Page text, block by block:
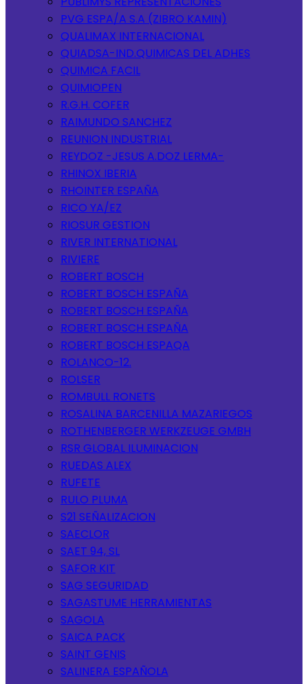
PVG ESPA/A S.A (ZIBRO KAMIN)
QUALIMAX INTERNACIONAL
QUIADSA-IND.QUIMICAS DEL ADHES
QUIMICA FACIL
QUIMIOPEN
R.G.H. COFER
RAIMUNDO SANCHEZ
REUNION INDUSTRIAL
REYDOZ -JESUS A.DOZ LERMA-
RHINOX IBERIA
RHOINTER ESPAÑA
RICO YA/EZ
RIOSUR GESTION
RIVER INTERNATIONAL
RIVIERE
ROBERT BOSCH
ROBERT BOSCH ESPAÑA
ROBERT BOSCH ESPAÑA
ROBERT BOSCH ESPAÑA
ROBERT BOSCH ESPAQA
ROLANCO-12.
ROLSER
ROMBULL RONETS
ROSALINA BARCENILLA MAZARIEGOS
ROTHENBERGER WERKZEUGE GMBH
RSR GLOBAL ILUMINACION
RUEDAS ALEX
RUFETE
RULO PLUMA
S21 SEÑALIZACION
SAECLOR
SAET 94, SL
SAFOR KIT
SAG SEGURIDAD
SAGASTUME HERRAMIENTAS
SAGOLA
SAICA PACK
SAINT GENIS
SALINERA ESPAÑOLA